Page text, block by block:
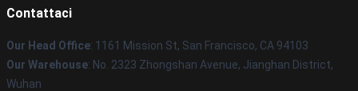
Contattaci
Our Head Office: 1161 Mission St, San Francisco, CA 94103
Our Warehouse: No. 2323 Zhongshan Avenue, Jianghan District,
Wuhan